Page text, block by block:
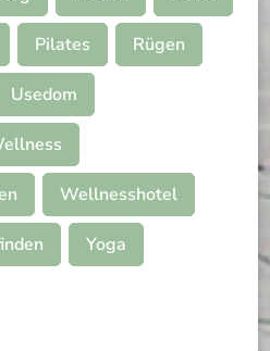
Pilates Rügen
Usedom
Wellnesshotel
Yoga